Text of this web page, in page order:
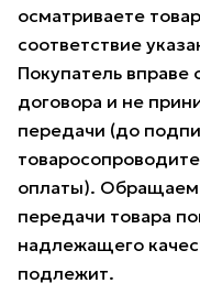
осматриваете
соответствие
Покупатель вправе
договора и не
передачи (до
оплаты). Обращаем
передачи товара
надлежащего
подлежит.